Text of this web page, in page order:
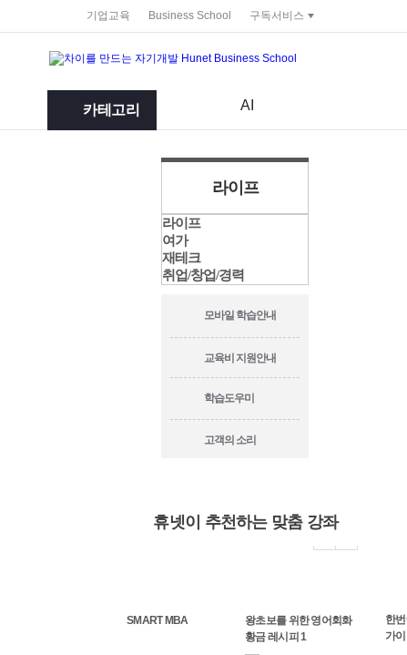
기업교육 Business School 구독서비스
카테고리 AI
라이프
라이프
여가
재테크
취업/창업/경력
모바일 학습안내
교육비 지원안내
학습도우미
고객의 소리
휴넷이 추천하는 맞춤 강좌
SMART MBA
왕초보를 위한 영어회화
황금 레시피 1
[카드뉴스] 파이어족이
[카드뉴스] 심리 테라피 -
오늘 나는 나다움을 찾기
[Work and Life] 비즈니스
리더를 위한 건강관리
한
가